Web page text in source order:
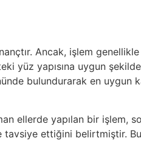
Ancak, işlem genellikle
yüz yapısına uygun şekilde
bulundurarak en uygun
ellerde yapılan bir işlem,
tavsiye ettiğini belirtmiştir. Bu